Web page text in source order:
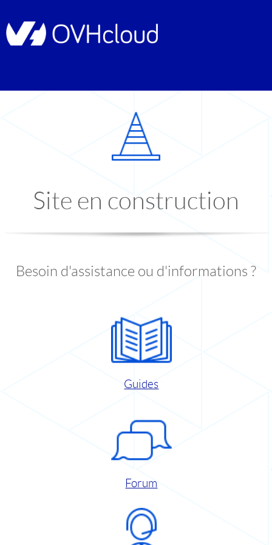
Site en construction
Besoin d'assistance ou d'informations ?
Guides
Forum